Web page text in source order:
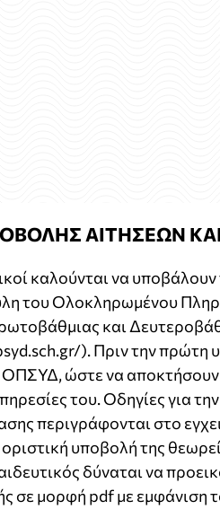
ΑΙΤΗΣΕΩΝ
καλούνται να
του Ολοκληρωμένου
και
). Πριν την
ώστε να
του. Οδηγίες για
περιγράφονται στο
υποβολή της
δύναται να
σε μορφή pdf με εμφάνιση